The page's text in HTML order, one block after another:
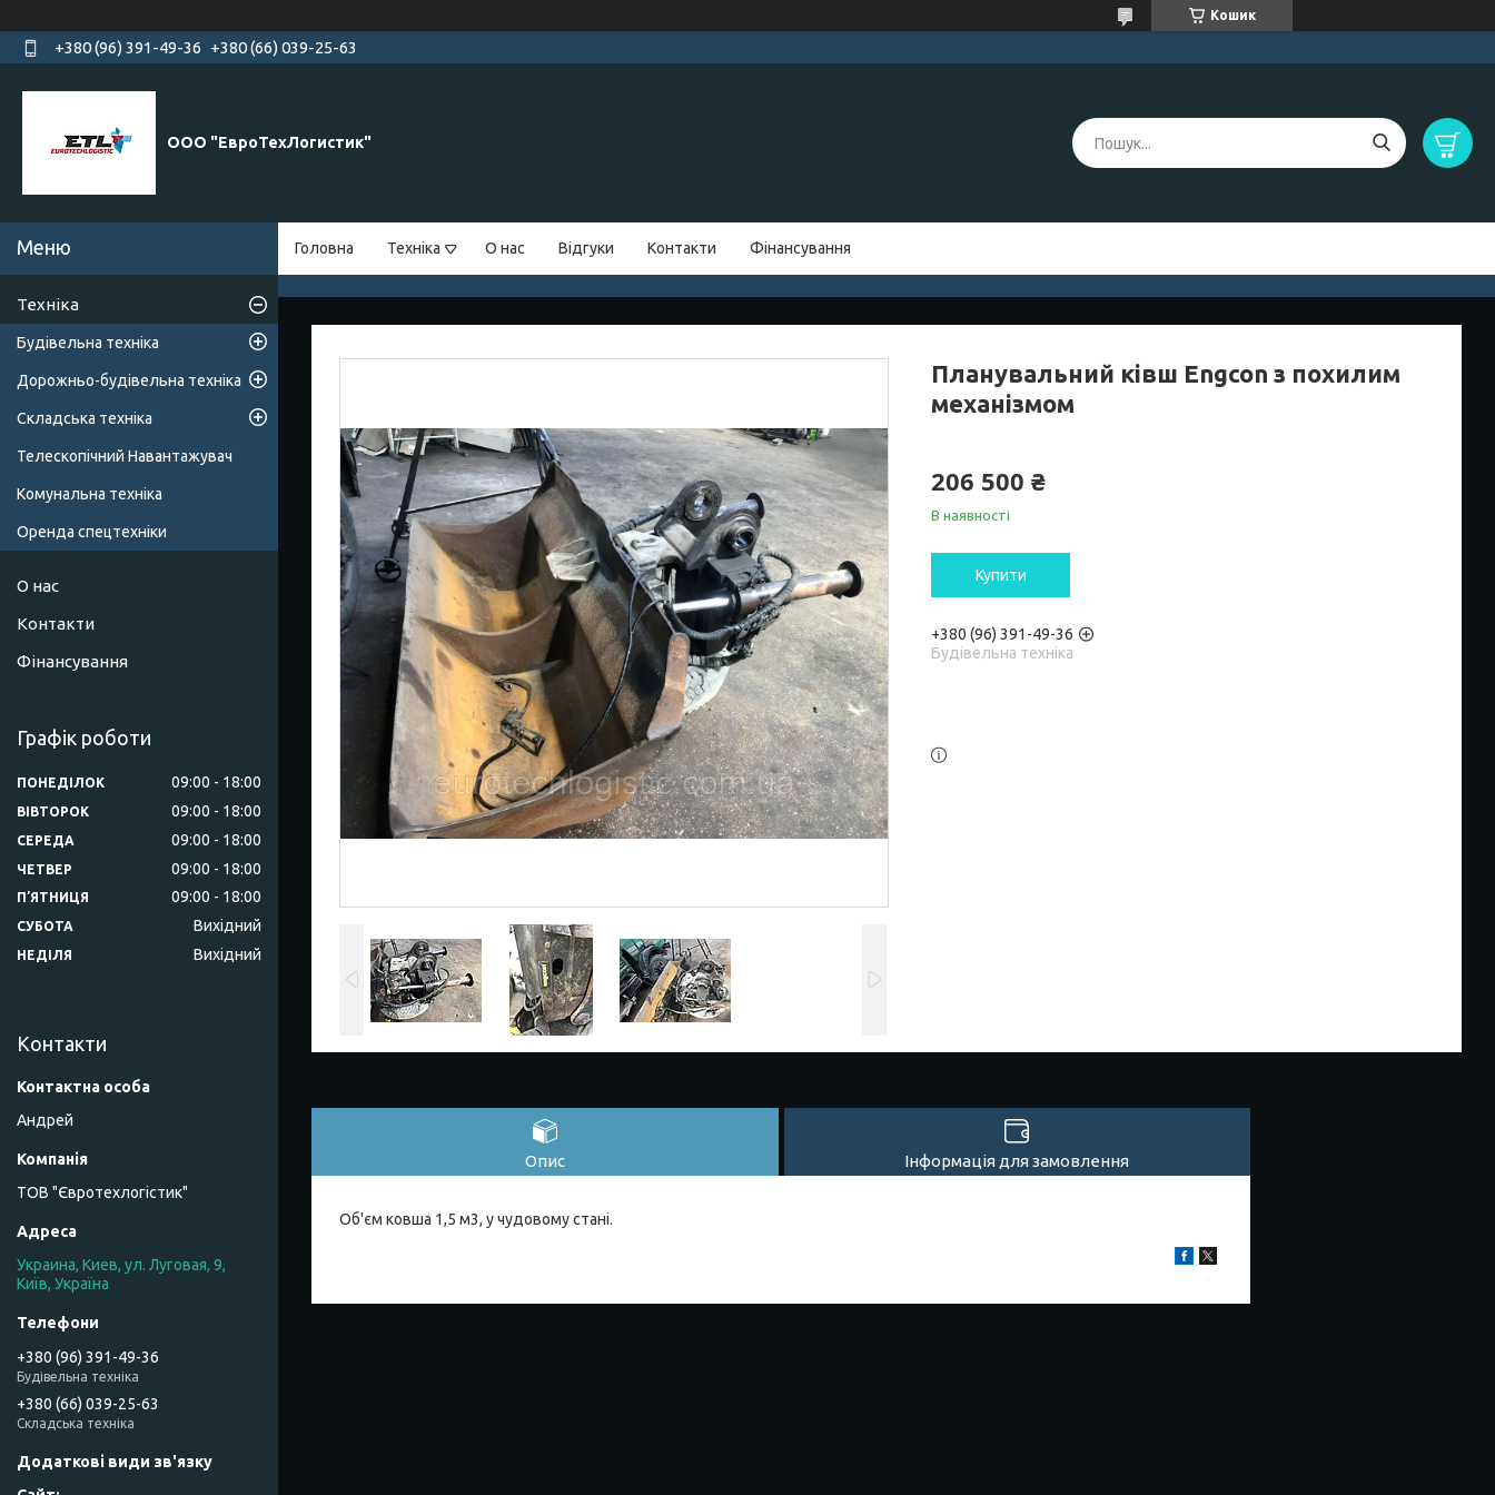
Кошик
+380 (96) 391-49-36 +380 (66) 039-25-63
ООО "ЕвроТехЛогистик"
Головна Техніка О нас Відгуки Контакти Фінансування
Планувальний ківш Engcon з похилим
механізмом
206 500 ₴
В наявності
Купити
+380 (96) 391-49-36
Будівельна техніка
Опис Інформація для замовлення
Об'єм ковша 1,5 м3, у чудовому стані.
Техніка
Будівельна техніка
Дорожньо-будівельна техніка
Складська техніка
Телескопічний Навантажувач
Комунальна техніка
Оренда спецтехніки
О нас
Контакти
Фінансування
Графік роботи
ПОНЕДІЛОК 09:00 18:00
ВІВТОРОК 09:00 18:00
СЕРЕДА 09:00 18:00
ЧЕТВЕР 09:00 18:00
ПʼЯТНИЦЯ 09:00 18:00
СУБОТА Вихідний
НЕДІЛЯ Вихідний
Контакти
Андрей
ТОВ "Євротехлогістик"
Украина, Киев, ул. Луговая, 9,
Київ, Україна
+380 (96) 391-49-36
Будівельна техніка
+380 (66) 039-25-63
Складська техніка